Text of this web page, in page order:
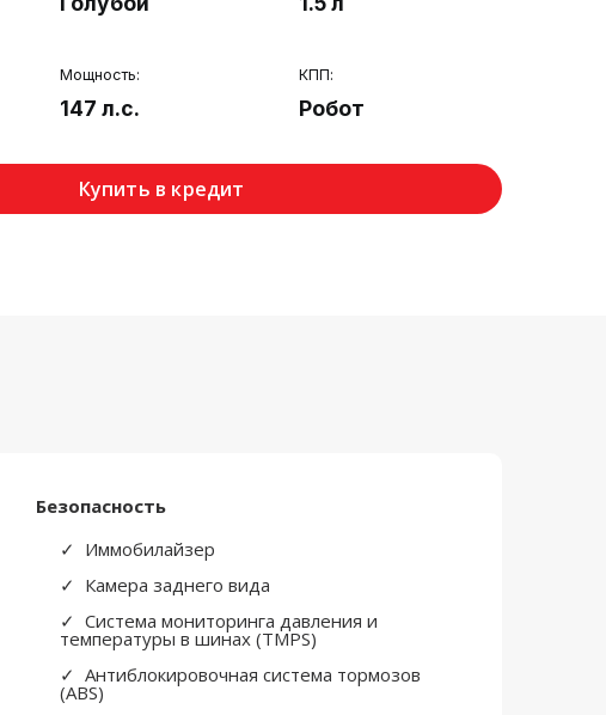
Мощность:
147 л.с.
КПП:
Робот
Купить в кредит
Безопасность
Иммобилайзер
Камера заднего вида
Система мониторинга давления и
температуры в шинах (TMPS)
Антиблокировочная система тормозов
(ABS)